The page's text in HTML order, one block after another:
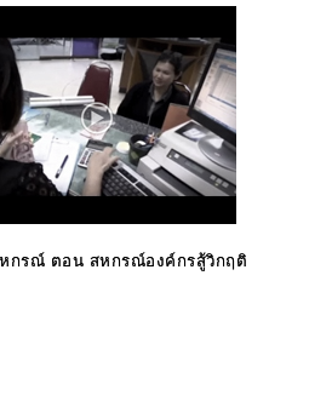
หกรณ์ ตอน สหกรณ์องค์กรสู้วิกฤติ